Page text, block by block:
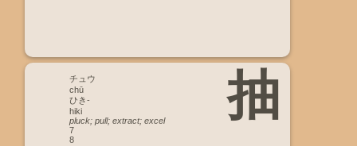
抽
チュウ
chū
ひき-
hiki
pluck; pull; extract; excel
7
8